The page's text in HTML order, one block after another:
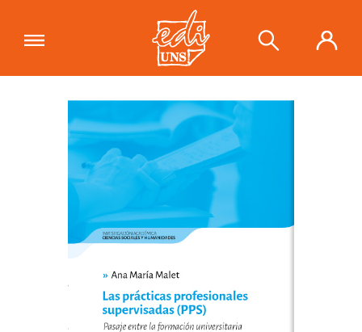
"Las prácticas profesionales
supervisadas (PPS) Pasaje entre la
formación universitaria y la inserción
laboral en ingeniería"se ha añadido a
tu carrito.